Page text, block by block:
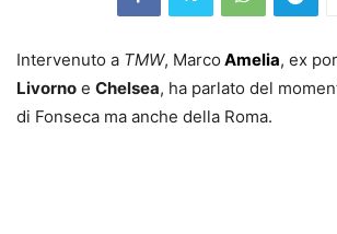
Intervenuto a TMW, Marco Amelia, ex
Livorno e Chelsea, ha parlato del
di Fonseca ma anche della Roma.